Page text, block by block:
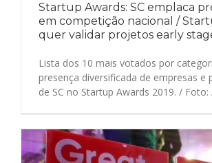
Startup Awards: SC emplaca
em competição nacional /
quer validar projetos early
Lista dos 10 mais votados por
presença diversificada de empresas e
de SC no Startup Awards 2019. / Foto: